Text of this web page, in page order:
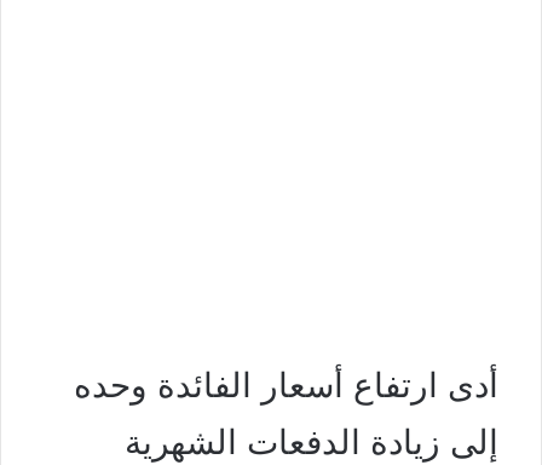
أدى ارتفاع أسعار الفائدة وحده
إلى زيادة الدفعات الشهرية